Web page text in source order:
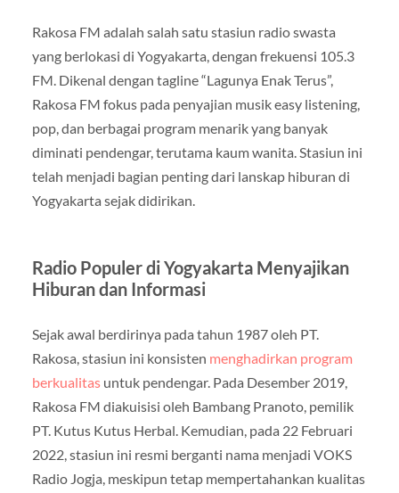
Rakosa FM adalah salah satu stasiun radio swasta
yang berlokasi di Yogyakarta, dengan frekuensi 105.3
FM. Dikenal dengan tagline “Lagunya Enak Terus”,
Rakosa FM fokus pada penyajian musik easy listening,
pop, dan berbagai program menarik yang banyak
diminati pendengar, terutama kaum wanita. Stasiun ini
telah menjadi bagian penting dari lanskap hiburan di
Yogyakarta sejak didirikan.
Radio Populer di Yogyakarta Menyajikan
Hiburan dan Informasi
Sejak awal berdirinya pada tahun 1987 oleh PT.
Rakosa, stasiun ini konsisten menghadirkan program
berkualitasuntuk pendengar. Pada Desember 2019,
Rakosa FM diakuisisi oleh Bambang Pranoto, pemilik
PT. Kutus Kutus Herbal. Kemudian, pada 22 Februari
2022, stasiun ini resmi berganti nama menjadi VOKS
Radio Jogja, meskipun tetap mempertahankan kualitas